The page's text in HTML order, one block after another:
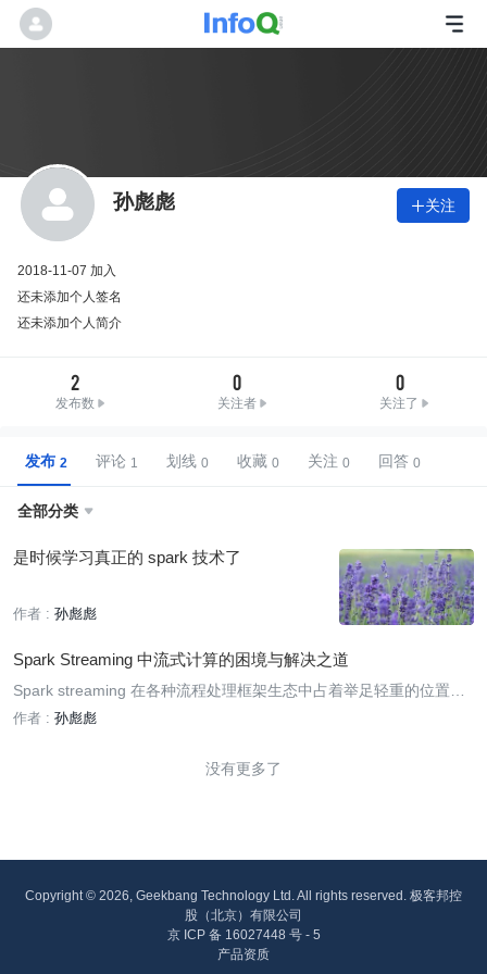
孙彪彪 关注
2018-11-07 加入
还未添加个人签名
还未添加个人简介
2
发布数
0
关注者
0
关注了
发布 评论 划线 收藏 关注 回答
全部分类 
是时候学习真正的 spark 技术了
作者 : 孙彪彪
Spark Streaming 中流式计算的困境与解决之道
Spark streaming 在各种流程处理框架生态中占着举足轻重的位置，
但是不可避免地也会面对网络波动带来的数据延迟的问题...
作者 : 孙彪彪
没有更多了
Copyright © 2026, Geekbang Technology Ltd. All rights reserved. 极客邦控
股（北京）有限公司
京 ICP 备 16027448 号 - 5
产品资质